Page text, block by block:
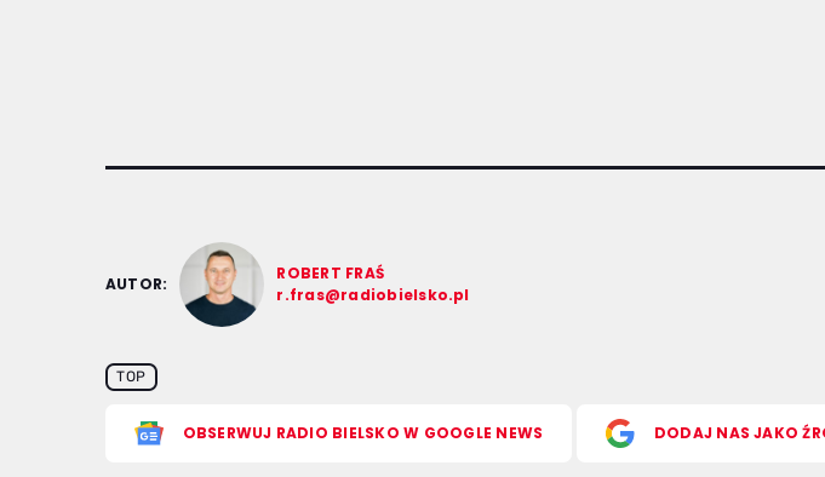
AUTOR:
ROBERT FRAŚ
r.fras@radiobielsko.pl
TOP
OBSERWUJ RADIO BIELSKO W GOOGLE NEWS DODAJ NAS JAKO